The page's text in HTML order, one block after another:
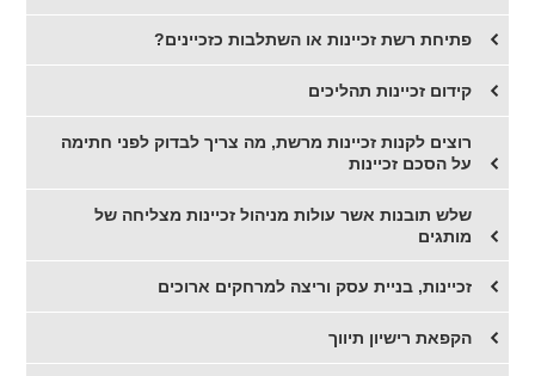
פתיחת רשת זכיינות או השתלבות כזכיינים?
קידום זכיינות תהליכים
רוצים לקנות זכיינות מרשת, מה צריך לבדוק לפני חתימה
על הסכם זכיינות
שלש תובנות אשר עולות מניהול זכיינות מצליחה של
מותגים
זכיינות, בניית עסק וריצה למרחקים ארוכים
הקפאת רישיון תיווך